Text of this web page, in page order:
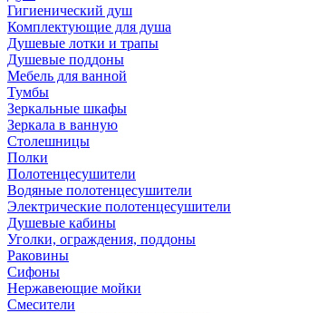
Гигиенический душ
Комплектующие для душа
Душевые лотки и трапы
Душевые поддоны
Мебель для ванной
Тумбы
Зеркальные шкафы
Зеркала в ванную
Столешницы
Полки
Полотенцесушители
Водяные полотенцесушители
Электрические полотенцесушители
Душевые кабины
Уголки, ограждения, поддоны
Раковины
Сифоны
Нержавеющие мойки
Смесители